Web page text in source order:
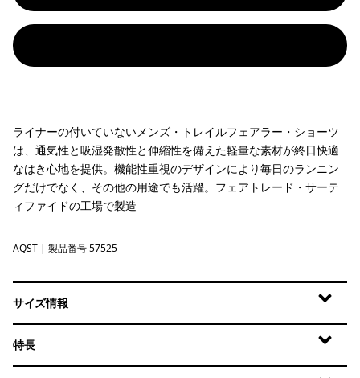
ライナーの付いていないメンズ・トレイルフェアラー・ショーツ
は、通気性と吸湿発散性と伸縮性を備えた軽量な素材が終日快適
なはき心地を提供。機能性重視のデザインにより毎日のランニン
グだけでなく、その他の用途でも活躍。フェアトレード・サーテ
ィファイドの工場で製造
Aqua Stone
AQST | 製品番号 57525
サイズ情報
特長